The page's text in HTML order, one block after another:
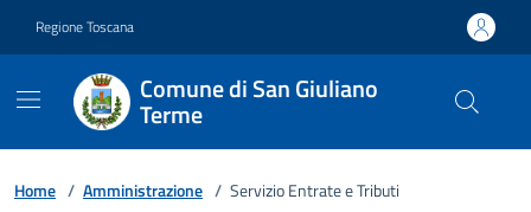
Regione Toscana
Comune di San Giuliano
Terme
Home / Amministrazione / Servizio Entrate e Tributi